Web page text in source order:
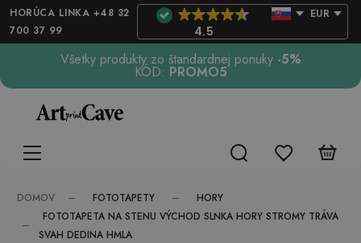
HORÚCA LINKA +48 32
700 37 99
4.5
EUR
Všetky produkty zo štandardnej ponuky -5%
KÓD: PROMO5
DOMOV FOTOTAPETY
HORY
FOTOTAPETA NA STENU VÝCHOD SLNKA HORY STROMY TRÁVA
SVAH DEDINA HMLA